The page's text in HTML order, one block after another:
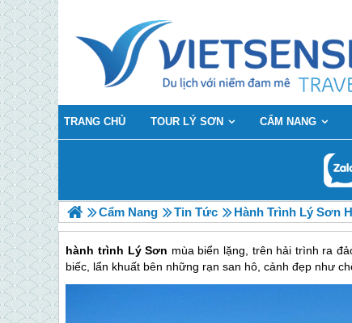
TRANG CHỦ TOUR LÝ SƠN CẨM NANG
Cẩm Nang Tin Tức Hành Trình Lý Sơn
hành trình Lý Sơn mùa biển lặng, trên hải trình ra
biếc, lẩn khuất bên những rạn san hô, cảnh đẹp như